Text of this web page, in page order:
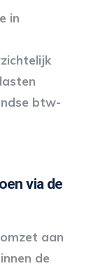
in
btw-
via de
aan
de